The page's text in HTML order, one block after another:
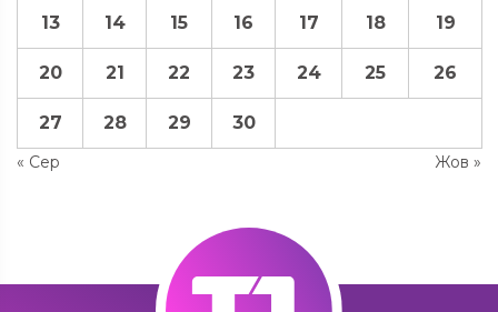
« Сер Жов »
13 14 15 16 17 18 19
20 21 22 23 24 25 26
27 28 29 30